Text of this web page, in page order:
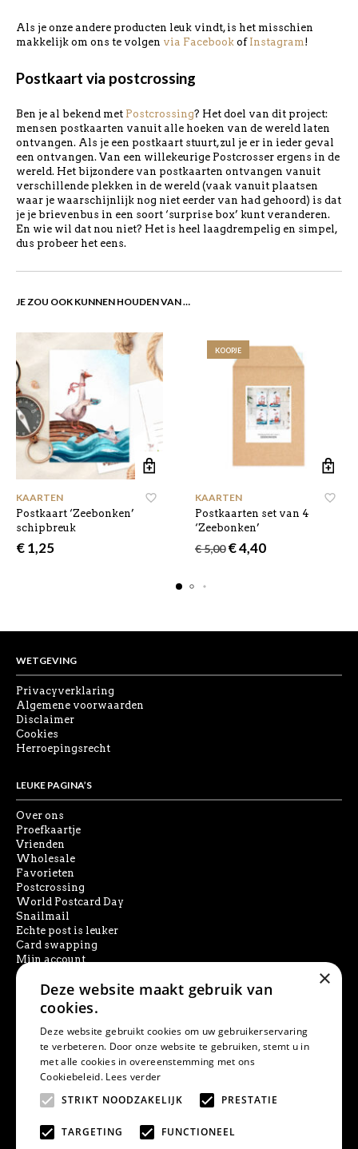
Als je onze andere producten leuk vindt, is het misschien
makkelijk om ons te volgen via Facebook of Instagram!
Postkaart via postcrossing
Ben je al bekend met Postcrossing? Het doel van dit project:
mensen postkaarten vanuit alle hoeken van de wereld laten
ontvangen. Als je een postkaart stuurt, zul je er in ieder geval
een ontvangen. Van een willekeurige Postcrosser ergens in de
wereld. Het bijzondere van postkaarten ontvangen vanuit
verschillende plekken in de wereld (vaak vanuit plaatsen
waar je waarschijnlijk nog niet eerder van had gehoord) is dat
je je brievenbus in een soort ‘surprise box’ kunt veranderen.
En wie wil dat nou niet? Het is heel laagdrempelig en simpel,
dus probeer het eens.
JE ZOU OOK KUNNEN HOUDEN VAN …
KAARTEN
Postkaart ‘Zeebonken’
schipbreuk
€1,25
KOOPJE
KAARTEN
Postkaarten set van 4
‘Zeebonken’
€5,00 Oorspronkelijke
€4,40Huidige
WETGEVING
Privacyverklaring
Algemene voorwaarden
Disclaimer
Cookies
Herroepingsrecht
LEUKE PAGINA’S
Over ons
Proefkaartje
Vrienden
Wholesale
Favorieten
Postcrossing
World Postcard Day
Snailmail
Echte post is leuker
Card swapping
Mijn account
SOCIAL MEDIA
PRODUCT ZOEKEN
×
Deze website maakt gebruik van
cookies.
Deze website gebruikt cookies om uw gebruikerservaring
te verbeteren. Door onze website te gebruiken, stemt u in
met alle cookies in overeenstemming met ons
Cookiebeleid. Lees verder
STRIKT NOODZAKELIJK
PRESTATIE
TARGETING FUNCTIONEEL